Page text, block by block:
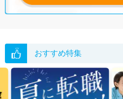
おすすめ特集